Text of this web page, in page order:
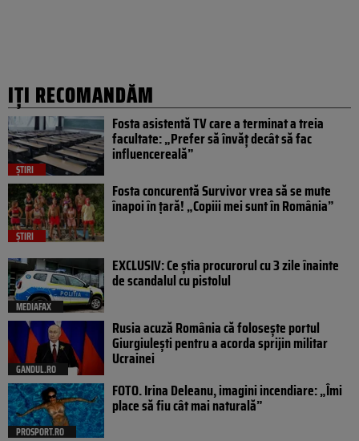
IȚI RECOMANDĂM
ȘTIRI
Fosta asistentă TV care a terminat a treia
facultate: „Prefer să învăț decât să fac
influencereală”
ȘTIRI
Fosta concurentă Survivor vrea să se mute
înapoi în țară! „Copiii mei sunt în România”
MEDIAFAX
EXCLUSIV: Ce știa procurorul cu 3 zile înainte
de scandalul cu pistolul
GANDUL.RO
Rusia acuză România că folosește portul
Giurgiulești pentru a acorda sprijin militar
Ucrainei
PROSPORT.RO
FOTO. Irina Deleanu, imagini incendiare: „Îmi
place să fiu cât mai naturală”